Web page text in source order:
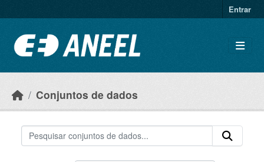
Entrar
Conjuntos de dados